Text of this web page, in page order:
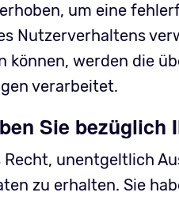
um eine
Nutzerverhaltens
können, werden die
verarbeitet.
Sie bezüglich
Recht, unentgeltlich
zu erhalten. Sie